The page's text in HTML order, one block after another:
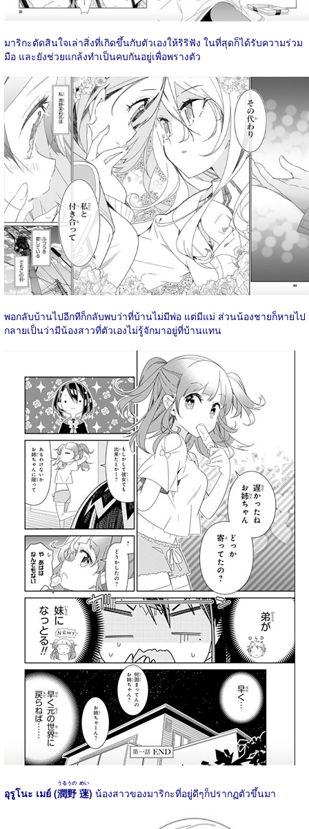
มาริกะตัดสินใจเล่าสิ่งที่เกิดขึ้นกับตัวเองให้ริริฟัง ในที่สุดก็ได้รับความร่วม
มือ และยังช่วยแกล้งทำเป็นคบกันอยู่เพื่อพรางตัว
พอกลับบ้านไปอีกทีก็กลับพบว่าที่บ้านไม่มีพ่อ แต่มีแม่ ส่วนน้องชายก็หายไป
กลายเป็นว่ามีน้องสาวที่ตัวเองไม่รู้จักมาอยู่ที่บ้านแทน
อุรูโนะ เมย์ (潤野
うるうの
蒾
めい
) น้องสาวของมาริกะที่อยู่ดีๆก็ปรากฏตัวขึ้นมา